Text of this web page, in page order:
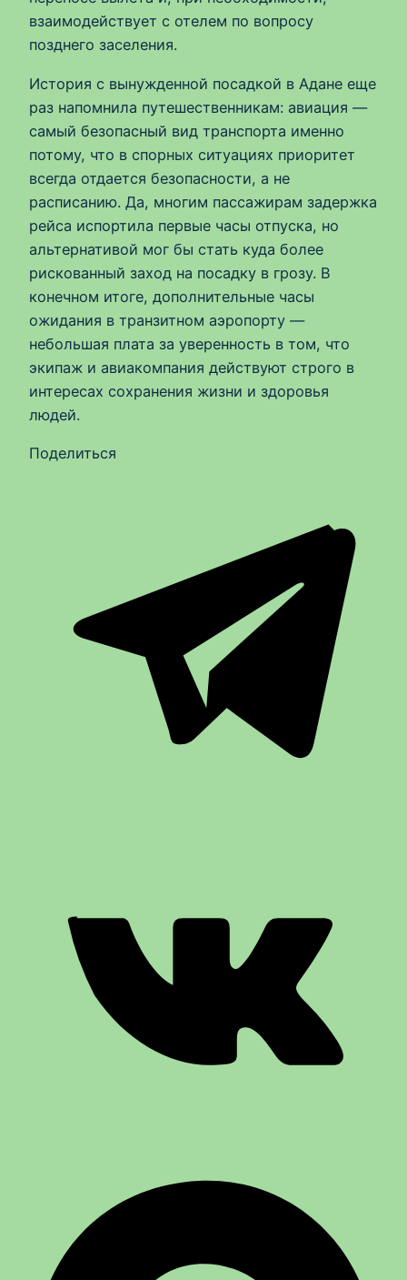
взаимодействует с отелем по вопросу
позднего заселения.
История с вынужденной посадкой в Адане еще
раз напомнила путешественникам: авиация —
самый безопасный вид транспорта именно
потому, что в спорных ситуациях приоритет
всегда отдается безопасности, а не
расписанию. Да, многим пассажирам задержка
рейса испортила первые часы отпуска, но
альтернативой мог бы стать куда более
рискованный заход на посадку в грозу. В
конечном итоге, дополнительные часы
ожидания в транзитном аэропорту —
небольшая плата за уверенность в том, что
экипаж и авиакомпания действуют строго в
интересах сохранения жизни и здоровья
людей.
Поделиться